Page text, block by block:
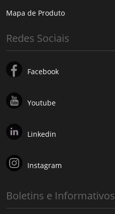
Mapa de Produto
Redes Sociais
Facebook
Youtube
Linkedin
Instagram
Boletins e Informativos